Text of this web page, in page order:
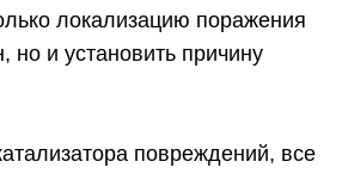
локализацию поражения
но и установить причину
повреждений, все